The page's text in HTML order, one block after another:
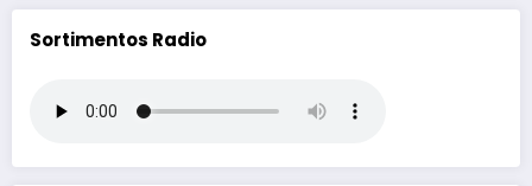
Sortimentos Radio